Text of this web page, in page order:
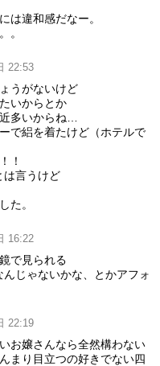
は違和感だなー。
。
22:53
うがないけど
いからとか
多いからね…
で絽を着たけど（ホテルで
！
は言うけど
た。
16:22
で見られる
じゃないかな、とかアフォ
22:19
お嬢さんなら全然構わない
まり目立つの好きでない四